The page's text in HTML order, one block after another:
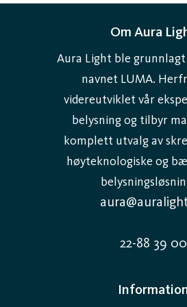
Om Aura
Aura Light ble grunnlagt
navnet LUMA.
videreutviklet vår
belysning og tilbyr
komplett utvalg av
høyteknologiske og
22-88 39 00